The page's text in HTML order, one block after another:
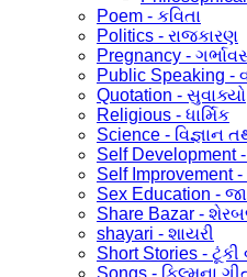
Poem - કવિતા
Politics - રાજકારણ
Pregnancy -
Public Speaking -
Quotation - સુવાક્યો
Religious - ધાર્મિક
Science - વિજ્ઞાન
Self Development
Self Improvement
Sex Education -
Share Bazar -
shayari - શાયરી
Short Stories - ટૂંકી
Songs - ફિલ્મના